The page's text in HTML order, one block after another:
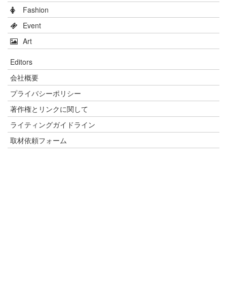
Fashion
Event
Art
Editors
会社概要
プライバシーポリシー
著作権とリンクに関して
ライティングガイドライン
取材依頼フォーム